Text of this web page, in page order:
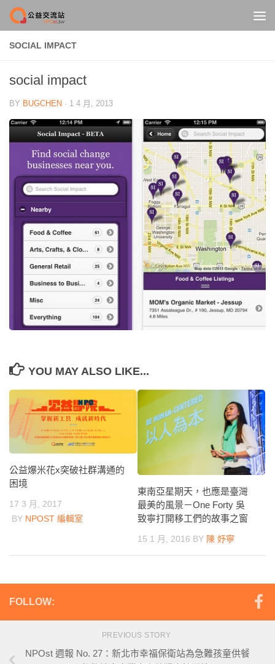
Skip to content
SOCIAL IMPACT
social impact
BY BUGCHEN · 1 4 月, 2013
YOU MAY ALSO LIKE...
公益爆米花x突破社群溝通的
困境
17 3 月, 2017
BY NPOST 編輯室
東南亞星期天，也應是臺灣
最美的風景－One Forty 吳
致寧打開移工們的故事之窗
15 1 月, 2016 BY 陳 妤寧
FOLLOW:
PREVIOUS STORY
NPOst 週報 No. 27：新北市幸福保衛站為急難孩童供餐